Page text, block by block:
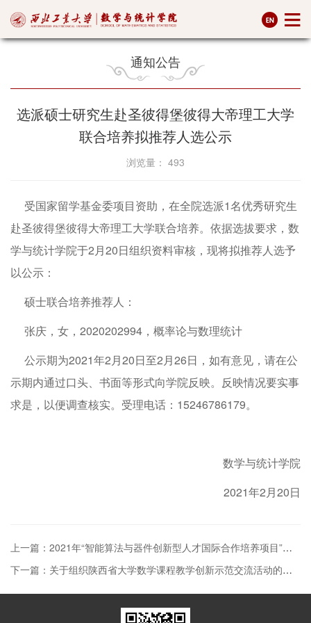
通知公告
选派硕士研究生赴圣彼得堡彼得大帝理工大学
联合培养拟推荐人选公示
浏览量： 493
受国家留学基金委项目资助，在全院选派1名优秀研究生
赴圣彼得堡彼得大帝理工大学联合培养。依据选拔要求，数
学与统计学院于2月20日组织资料审核，现将拟推荐人选予
以公示：
硕士联合培养推荐人：
张庆，女，2020202994，概率论与数理统计
公示期为2021年2月20日至2月26日，如有意见，请在公
示期内通过口头、书面等形式向学院反映。反映情况要实事
求是，以便调查核实。受理电话：15246786179。
数学与统计学院
2021年2月20日
上一篇：2021年“智能算法与器件创新型人才国际合作培养项目”入选人员公示（第一批）
下一篇：关于组织陕西省大学数学课程教学创新示范交流活动的通知